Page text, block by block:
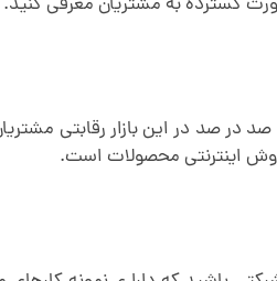
گسترده به مشتریان معرفی کنید.
در صد در این بازار رقابتی
اینترنتی محصولات است.